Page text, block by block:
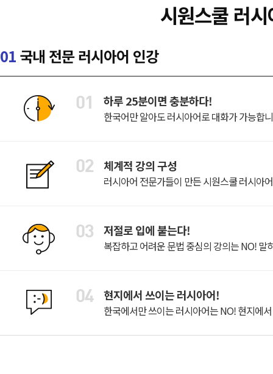
시원스쿨 러
01 국내 전문 러시아어 인강
하루 25분이면 충분하다!
한국어만 알아도 러시아어로 대화가 가능합
체계적 강의 구성
러시아어 전문가들이 만든 시원스쿨 러시아
저절로 입에 붙는다!
복잡하고 어려운 문법 중심의 강의는 NO!
현지에서 쓰이는 러시아어!
한국에서만 쓰이는 러시아어는 NO! 현지에